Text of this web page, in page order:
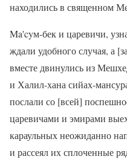
находились в священном
Ma'cyм-бек и царевичи,
ждали удобного случая, а
вместе двинулись из
и Халил-хана сийах-
послали со [всей]
царевичами и эмирами
караульных неожиданно
и рассеял их сплоченные